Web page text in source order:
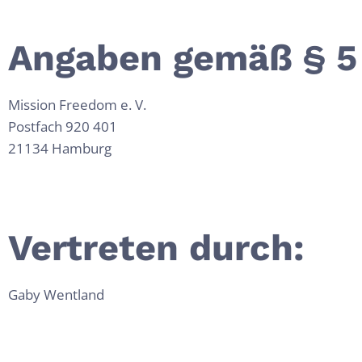
Angaben gemäß §
Mission Freedom e. V.
Postfach 920 401
21134 Hamburg
Vertreten durch:
Gaby Wentland